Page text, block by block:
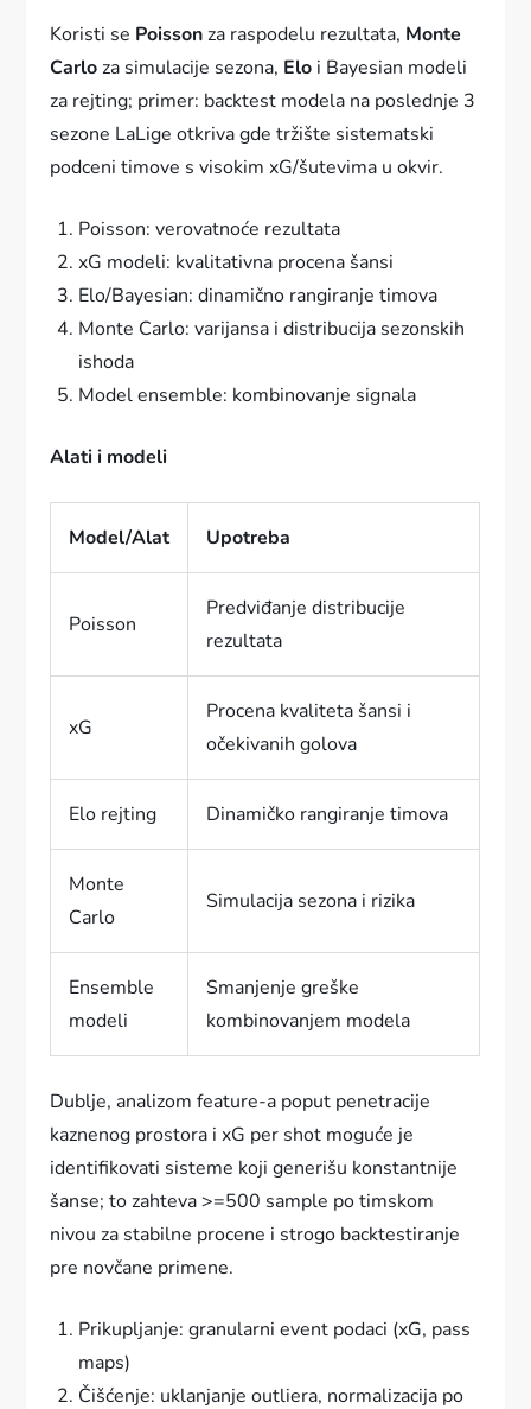
Koristi se Poissonza raspodelu rezultata, Monte
Carloza simulacije sezona, Elo i Bayesian modeli
za rejting; primer: backtest modela na poslednje 3
sezone LaLige otkriva gde tržište sistematski
podceni timove s visokim xG/šutevima u okvir.
Poisson: verovatnoće rezultata
xG modeli: kvalitativna procena šansi
Elo/Bayesian: dinamično rangiranje timova
Monte Carlo: varijansa i distribucija sezonskih
ishoda
Model ensemble: kombinovanje signala
Alati i modeli
Model/Alat Upotreba
Poisson
Predviđanje distribucije
rezultata
xG
Procena kvaliteta šansi i
očekivanih golova
Elo rejting Dinamičko rangiranje timova
Monte
Carlo
Simulacija sezona i rizika
Ensemble
modeli
Smanjenje greške
kombinovanjem modela
Dublje, analizom feature-a poput penetracije
kaznenog prostora i xG per shot moguće je
identifikovati sisteme koji generišu konstantnije
šanse; to zahteva >=500 sample po timskom
nivou za stabilne procene i strogo backtestiranje
pre novčane primene.
Prikupljanje: granularni event podaci (xG, pass
maps)
Čišćenje: uklanjanje outliera, normalizacija po